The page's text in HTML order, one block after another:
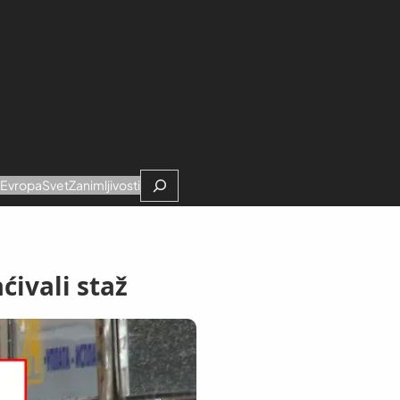
EvropaSvetZanimljivostiSearch
staž